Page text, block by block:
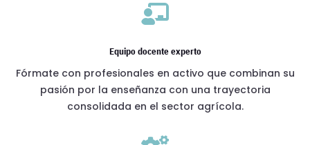

Equipo docente experto
Fórmate con profesionales en activo que combinan su
pasión por la enseñanza con una trayectoria
consolidada en el sector agrícola.